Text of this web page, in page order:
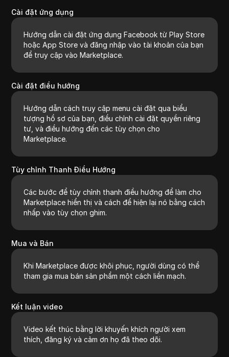
Cài đặt ứng dụng
Hướng dẫn cài đặt ứng dụng Facebook từ Play Store
hoặc App Store và đăng nhập vào tài khoản của bạn
để truy cập vào Marketplace.
Cài đặt điều hướng
Hướng dẫn cách truy cập menu cài đặt qua biểu
tượng hồ sơ của bạn, điều chỉnh cài đặt quyền riêng
tư, và điều hướng đến các tùy chọn cho
Marketplace.
Tùy chỉnh Thanh Điều Hướng
Các bước để tùy chỉnh thanh điều hướng để làm cho
Marketplace hiển thị và cách để hiện lại nó bằng cách
nhấp vào tùy chọn ghim.
Mua và Bán
Khi Marketplace được khôi phục, người dùng có thể
tham gia mua bán sản phẩm một cách liền mạch.
Kết luận video
Video kết thúc bằng lời khuyến khích người xem
thích, đăng ký và cảm ơn họ đã theo dõi.